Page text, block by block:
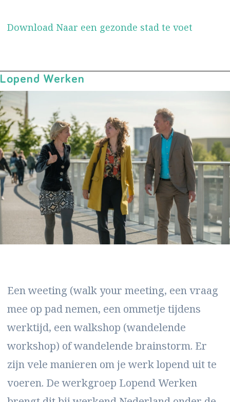
Download Naar een gezonde stad te voet
Lopend Werken
Een weeting (walk your meeting, een vraag
mee op pad nemen, een ommetje tijdens
werktijd, een walkshop (wandelende
workshop) of wandelende brainstorm. Er
zijn vele manieren om je werk lopend uit te
voeren. De werkgroep Lopend Werken